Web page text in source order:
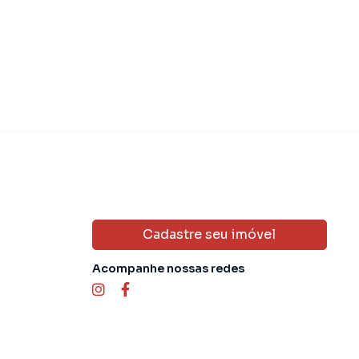
Cadastre seu imóvel
Acompanhe nossas redes